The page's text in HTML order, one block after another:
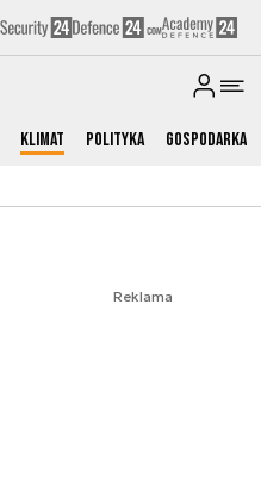
Klimat Polityka Gospodarka
Reklama